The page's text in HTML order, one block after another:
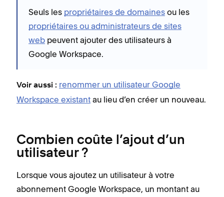
Seuls les propriétaires de domaines ou les
propriétaires ou administrateurs de sites
web peuvent ajouter des utilisateurs à
Google Workspace.
Voir aussi : renommer un utilisateur Google
Workspace existant au lieu d’en créer un nouveau.
Combien coûte l’ajout d’un
utilisateur ?
Lorsque vous ajoutez un utilisateur à votre
abonnement Google Workspace, un montant au